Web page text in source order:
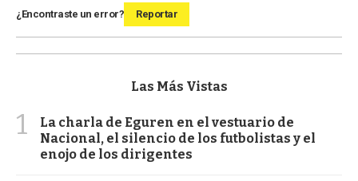
¿Encontraste un error? Reportar
Las Más Vistas
1
La charla de Eguren en el vestuario de
Nacional, el silencio de los futbolistas y el
enojo de los dirigentes